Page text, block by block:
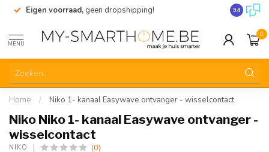
Eigen voorraad, geen dropshipping! 9.4
MENU
0
Home / Niko 1- kanaal Easywave ontvanger - wisselcontact
Niko Niko 1- kanaal Easywave ontvanger -
wisselcontact
NIKO (0)